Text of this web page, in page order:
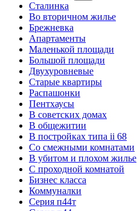
Сталинка
Во вторичном жилье
Брежневка
Апартаменты
Маленькой площади
Большой площади
Двухуровневые
Старые квартиры
Распашонки
Пентхаусы
В советских домах
В общежитии
В постройках типа ii 68
Со смежными комнатами
В убитом и плохом жилье
С проходной комнатой
Бизнес класса
Коммуналки
Серия п44т